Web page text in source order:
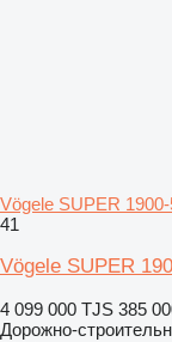
Vögele SUPER
41
Vögele SUPER
4 099 000 TJS 385
Дорожно-